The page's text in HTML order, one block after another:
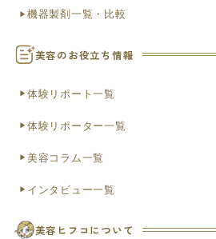
機器製剤一覧・比較
美容のお役立ち情報
体験リポート一覧
体験リポーター一覧
美容コラム一覧
インタビュー一覧
美容ヒフコについて